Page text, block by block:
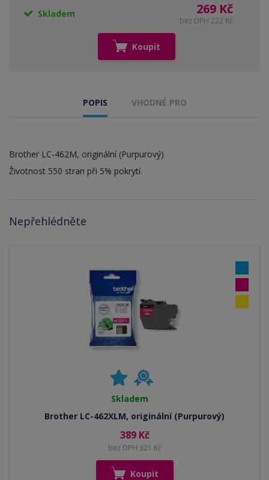
Skladem 269 Kč
bez DPH 222 Kč
Koupit
POPIS VHODNÉ PRO
Brother LC-462M, originální (Purpurový)
Životnost 550 stran při 5% pokrytí.
Nepřehlédněte
Skladem
Brother LC-462XLM, originální (Purpurový)
389 Kč
bez DPH 321 Kč
Koupit